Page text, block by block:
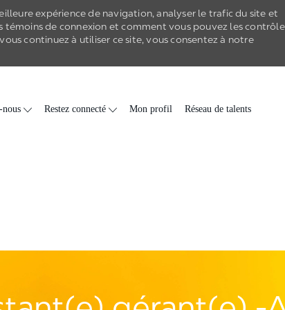
expérience de navigation, analyser le trafic du site et
témoins de connexion et comment vous pouvez les
vous continuez à utiliser ce site, vous consentez à notre
nous Restez connecté Mon profil Réseau de talents